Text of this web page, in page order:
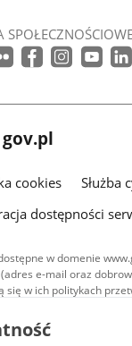
Strona
gov.pl
gov.pl
cookies Służba
dostępności
w domenie
e-mail oraz
się w ich politykach
Treści tekstowe
udostępniane na